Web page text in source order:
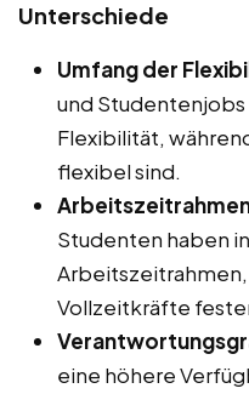
Unterschiede
Umfang der
und
Flexibilität,
flexibel sind.
Studenten haben
Vollzeitkräfte
eine höhere